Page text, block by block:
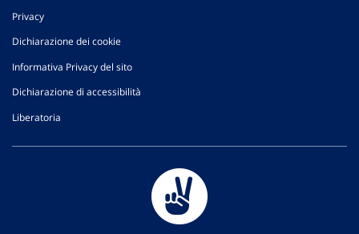
Privacy
Dichiarazione dei cookie
Informativa Privacy del sito
Dichiarazione di accessibilità
Liberatoria